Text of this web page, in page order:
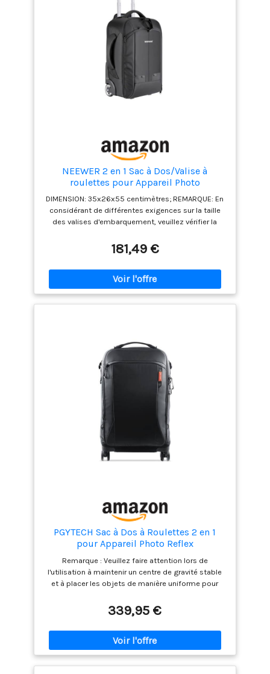
NEEWER 2 en 1 Sac à Dos/Valise à
roulettes pour Appareil Photo
DIMENSION: 35x26x55 centimètres; REMARQUE: En
considérant de différentes exigences sur la taille
des valises d'embarquement, veuillez vérifier la
qui se transforme d'une valise en sac à dos; Valise
cabine LARGE CAPACITE: Capable d'y mettre un
DSLR complet avec l'objectif attaché; 11
compartiments supplémentaires pour objectifs,
chargeurs, batteries, filtres, etc. INOVATION DE
STOCKAGE: Compartment rembourré pour une
CONSTRUCTION DURABLE ET ROBUSTE: RouLettes
robustes de qualité et poignée télescopique pour
une mobilité flexible; poignée supérieure pratique
pour le levage IMPERMEABLE: Rain cover included,
helps to prevent from rain and dust
181,49 €
PGYTECH Sac à Dos à Roulettes 2 en 1
pour Appareil Photo Reflex
Bagage à Roulettes avec et Housse de
Pluie, Compatible avec Ordinateur
Portable 17 Pouces Canon/Nikon
Remarque : Veuillez faire attention lors de
l'utilisation à maintenir un centre de gravité stable
et à placer les objets de manière uniforme pour
mode valise à roulettes convient aux surfaces
urbaines et autres surfaces planes pour des
voyages faciles, tandis que le mode sac à dos
répond aux besoins de portage dans des scénarios
outdoor complexes Rangement personnalisé : Le
compartiment principal utilise un système de
339,95 €